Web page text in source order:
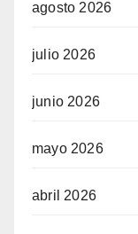
agosto 2026
julio 2026
junio 2026
mayo 2026
abril 2026